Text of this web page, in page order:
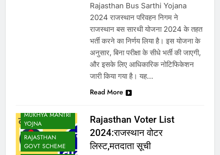
Rajasthan Bus Sarthi Yojana
2024 राजस्थान परिवहन निगम ने
राजस्थान बस सारथी योजना 2024 के तहत
भर्ती करने का निर्णय लिया है। इस योजना के
अनुसार, बिना परीक्षा के सीधे भर्ती की जाएगी,
और इसके लिए आधिकारिक नोटिफिकेशन
जारी किया गया है। यह…
Read More
MUKHYA MANTRI
YOJNA
RAJASTHAN
GOVT SCHEME
Rajasthan Voter List
2024:राजस्थान वोटर
लिस्ट,मतदाता सूची